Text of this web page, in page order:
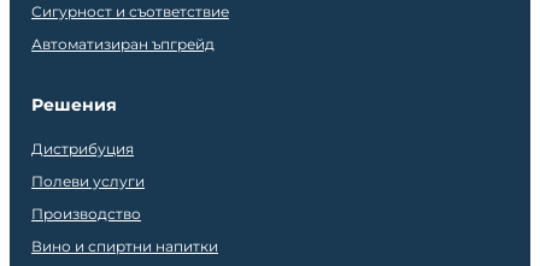
Сигурност и съответствие
Автоматизиран ъпгрейд
Решения
Дистрибуция
Полеви услуги
Производство
Вино и спиртни напитки